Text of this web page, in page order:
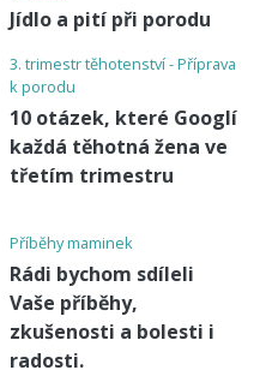
Jídlo a pití při porodu
3. trimestr těhotenství - Příprava
k porodu
10 otázek, které Googlí
každá těhotná žena ve
třetím trimestru
Příběhy maminek
Rádi bychom sdíleli
Vaše příběhy,
zkušenosti a bolesti i
radosti.